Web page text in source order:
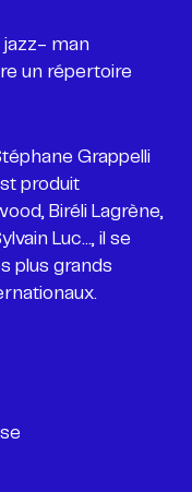
jazz- man
un répertoire
Grappelli
produit
Biréli Lagrène,
Luc..., il se
plus grands